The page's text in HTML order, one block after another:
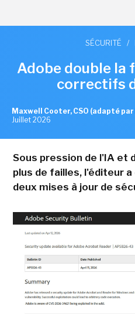
SÉCURITÉ /
Adobe double la
correctifs
Maxwell Cooter, CSO (adapté
Juillet 2026
Sous pression de l'IA et
plus de failles, l'éditeur
deux mises à jour de